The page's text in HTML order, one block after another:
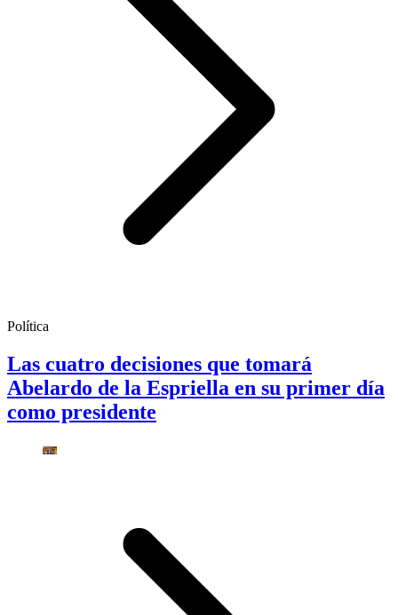
Política
Las cuatro decisiones que tomará
Abelardo de la Espriella en su primer día
como presidente